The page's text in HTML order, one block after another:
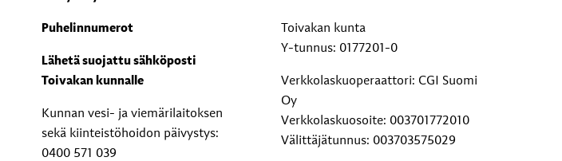
Puhelinnumerot
Lähetä suojattu sähköposti
Toivakan kunnalle
Kunnan vesi- ja viemärilaitoksen
sekä kiinteistöhoidon päivystys:
0400 571 039
Toivakan kunta
Y-tunnus: 0177201-0
Verkkolaskuoperaattori: CGI Suomi
Oy
Verkkolaskuosoite: 003701772010
Välittäjätunnus: 003703575029